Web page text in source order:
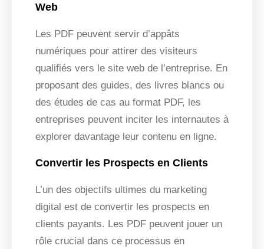
Web
Les PDF peuvent servir d’appâts
numériques pour attirer des visiteurs
qualifiés vers le site web de l’entreprise. En
proposant des guides, des livres blancs ou
des études de cas au format PDF, les
entreprises peuvent inciter les internautes à
explorer davantage leur contenu en ligne.
Convertir les Prospects en Clients
L’un des objectifs ultimes du marketing
digital est de convertir les prospects en
clients payants. Les PDF peuvent jouer un
rôle crucial dans ce processus en